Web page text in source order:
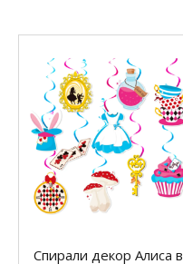
Спирали декор Алиса в